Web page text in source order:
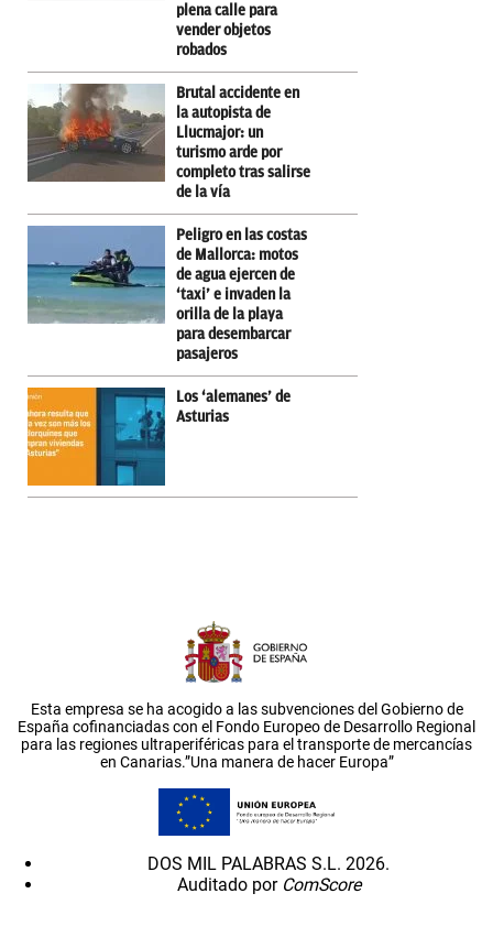
plena calle para
vender objetos
robados
Brutal accidente en
la autopista de
Llucmajor: un
turismo arde por
completo tras salirse
de la vía
Peligro en las costas
de Mallorca: motos
de agua ejercen de
‘taxi’ e invaden la
orilla de la playa
para desembarcar
pasajeros
Los ‘alemanes’ de
Asturias
Esta empresa se ha acogido a las subvenciones del Gobierno de
España cofinanciadas con el Fondo Europeo de Desarrollo Regional
para las regiones ultraperiféricas para el transporte de mercancías
en Canarias.”Una manera de hacer Europa”
DOS MIL PALABRAS S.L. 2026.
Auditado por ComScore